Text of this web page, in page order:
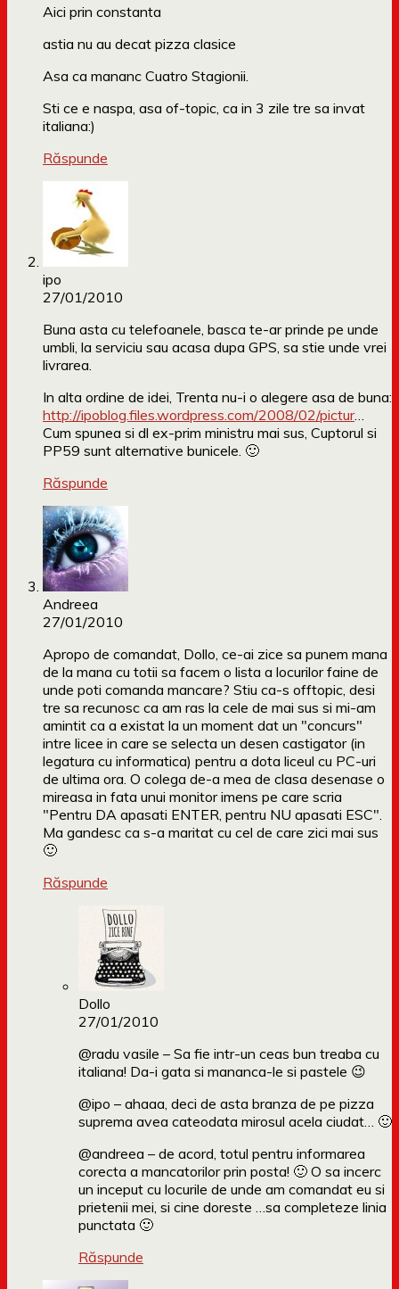
Aici prin constanta
astia nu au decat pizza clasice
Asa ca mananc Cuatro Stagionii.
Sti ce e naspa, asa of-topic, ca in 3 zile tre sa invat
italiana:)
Răspunde
ipo
27/01/2010
Buna asta cu telefoanele, basca te-ar prinde pe unde
umbli, la serviciu sau acasa dupa GPS, sa stie unde vrei
livrarea.
In alta ordine de idei, Trenta nu-i o alegere asa de buna:
http://ipoblog.files.wordpress.com/2008/02/pictur…
Cum spunea si dl ex-prim ministru mai sus, Cuptorul si
PP59 sunt alternative bunicele. 🙂
Răspunde
Andreea
27/01/2010
Apropo de comandat, Dollo, ce-ai zice sa punem mana
de la mana cu totii sa facem o lista a locurilor faine de
unde poti comanda mancare? Stiu ca-s offtopic, desi
tre sa recunosc ca am ras la cele de mai sus si mi-am
amintit ca a existat la un moment dat un "concurs"
intre licee in care se selecta un desen castigator (in
legatura cu informatica) pentru a dota liceul cu PC-uri
de ultima ora. O colega de-a mea de clasa desenase o
mireasa in fata unui monitor imens pe care scria
"Pentru DA apasati ENTER, pentru NU apasati ESC".
Ma gandesc ca s-a maritat cu cel de care zici mai sus
🙂
Răspunde
Dollo
27/01/2010
@radu vasile – Sa fie intr-un ceas bun treaba cu
italiana! Da-i gata si mananca-le si pastele 😉
@ipo – ahaaa, deci de asta branza de pe pizza
suprema avea cateodata mirosul acela ciudat… 🙂
@andreea – de acord, totul pentru informarea
corecta a mancatorilor prin posta! 🙂 O sa incerc
un inceput cu locurile de unde am comandat eu si
prietenii mei, si cine doreste …sa completeze linia
punctata 🙂
Răspunde